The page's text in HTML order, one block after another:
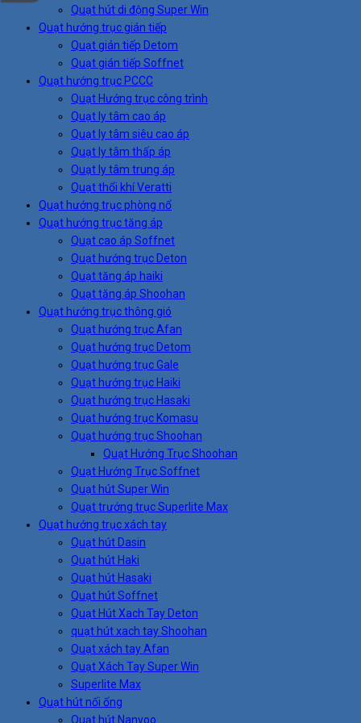
Quạt hút di động Super Win
Quạt hướng trục gián tiếp
Quạt gián tiếp Detom
Quạt gián tiếp Soffnet
Quạt hướng trục PCCC
Quạt Hướng trục công trình
Quạt ly tâm cao áp
Quạt ly tâm siêu cao áp
Quạt ly tâm thấp áp
Quạt ly tâm trung áp
Quạt thổi khí Veratti
Quạt hướng trục phòng nổ
Quạt hướng trục tăng áp
Quạt cao áp Soffnet
Quạt hướng trục Deton
Quạt tăng áp haiki
Quạt tăng áp Shoohan
Quạt hướng trục thông gió
Quạt hướng trục Afan
Quạt hướng trục Detom
Quạt hướng trục Gale
Quạt hướng trục Haiki
Quạt hướng trục Hasaki
Quạt hướng trục Komasu
Quạt hướng trục Shoohan
Quạt Hướng Trục Shoohan
Quạt Hướng Trục Soffnet
Quạt hút Super Win
Quạt trướng trục Superlite Max
Quạt hướng trục xách tay
Quạt hút Dasin
Quạt hút Haki
Quạt hút Hasaki
Quạt hút Soffnet
Quạt Hút Xach Tay Deton
quạt hút xach tay Shoohan
Quạt xách tay Afan
Quạt Xách Tay Super Win
Superlite Max
Quạt hút nối ống
Quạt hút Nanyoo